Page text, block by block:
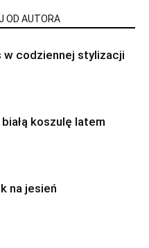
OD AUTORA
w codziennej stylizacji
koszulę latem
na jesień